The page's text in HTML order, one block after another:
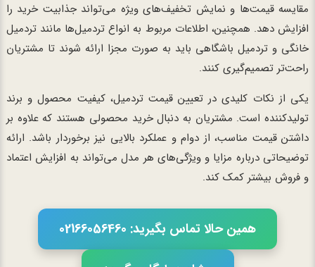
مقایسه قیمت‌ها و نمایش تخفیف‌های ویژه می‌تواند جذابیت خرید را
افزایش دهد. همچنین، اطلاعات مربوط به انواع تردمیل‌ها مانند تردمیل
خانگی و تردمیل باشگاهی باید به صورت مجزا ارائه شوند تا مشتریان
راحت‌تر تصمیم‌گیری کنند.
یکی از نکات کلیدی در تعیین قیمت تردمیل، کیفیت محصول و برند
تولیدکننده است. مشتریان به دنبال خرید محصولی هستند که علاوه بر
داشتن قیمت مناسب، از دوام و عملکرد بالایی نیز برخوردار باشد. ارائه
توضیحاتی درباره مزایا و ویژگی‌های هر مدل می‌تواند به افزایش اعتماد
و فروش بیشتر کمک کند.
همین حالا تماس بگیرید: 02166056460